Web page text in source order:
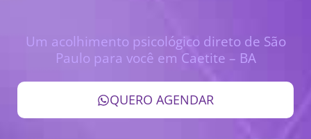
Um acolhimento psicológico direto de São
Paulo para você em Caetite – BA
QUERO AGENDAR